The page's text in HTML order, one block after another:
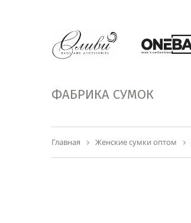
ФАБРИКА СУМОК
Главная Женские сумки оптом